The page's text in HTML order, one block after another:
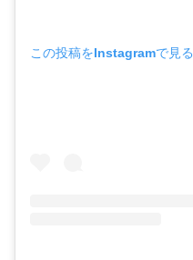
この投稿をInstagramで見る